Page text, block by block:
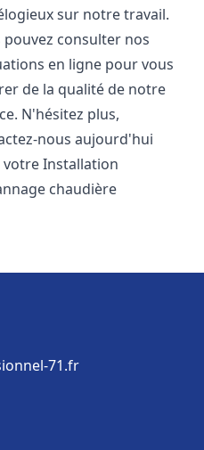
sur notre travail.
pouvez consulter nos
en ligne pour vous
de la qualité de notre
N'hésitez plus,
nous aujourd'hui
Installation
chaudière
71.fr